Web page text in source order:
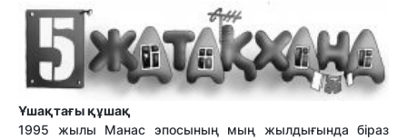
Ұшақтағы құшақ
1995 жылы Манас эпосының мың жылдығында біраз